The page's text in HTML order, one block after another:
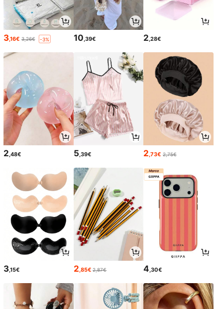
3,16€ 3,26€ -3% 10 ,39€ 2 ,28€
2,48€ 5,39€ 2,73€ 2,75€
3,15€ 2,85€ 2,87€ 4,30€